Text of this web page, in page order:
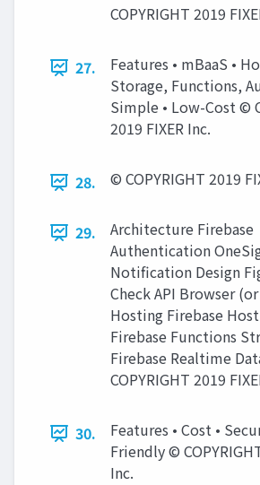
COPYRIGHT 2019
27.
Features • mBaaS •
Storage, Functions,
Simple • Low-Cost ©
2019 FIXER Inc.
28. © COPYRIGHT 2019
29.
Architecture Firebase
Authentication
Notification Design
Check API Browser (or
Hosting Firebase
Firebase Functions
Firebase Realtime
COPYRIGHT 2019
30.
Features • Cost •
Friendly ©
Inc.